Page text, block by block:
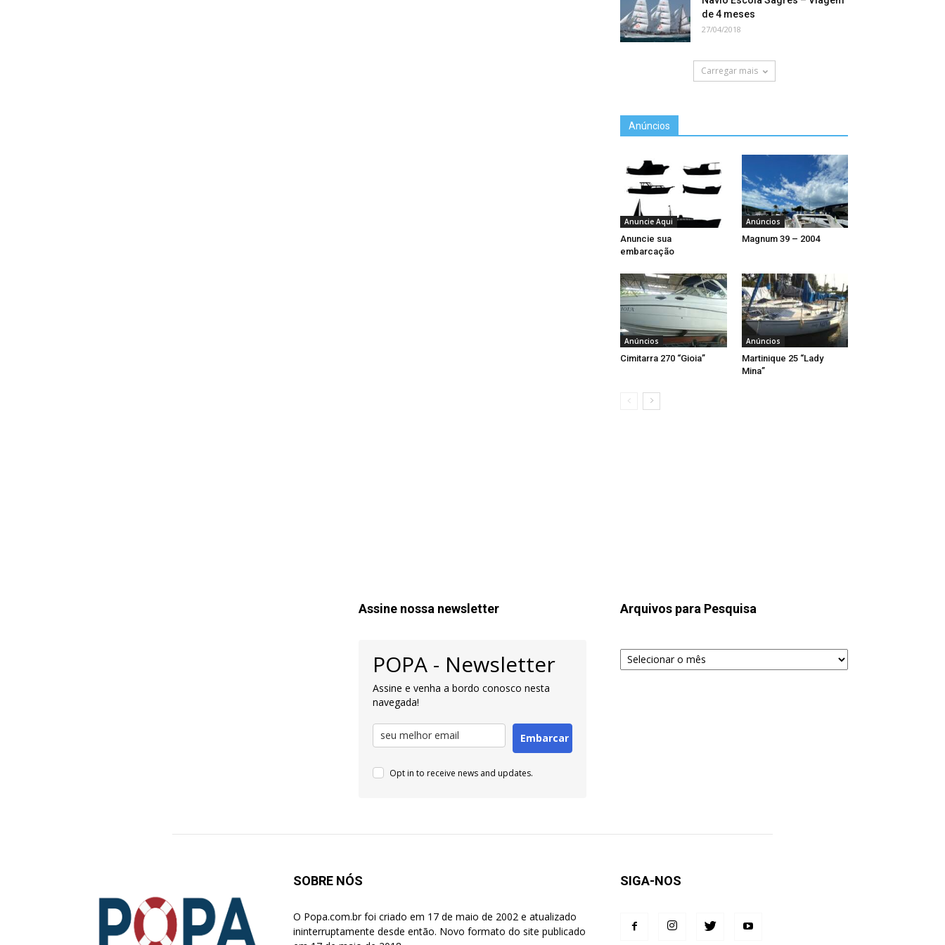
de 4 meses
27/04/2018
Carregar mais
Anúncios
Anuncie Aqui
Anuncie sua
embarcação
Anúncios
Magnum 39 – 2004
Anúncios
Cimitarra 270 “Gioia”
Anúncios
Martinique 25 “Lady
Mina”
Assine nossa newsletter
POPA - Newsletter
Assine e venha a bordo conosco nesta
navegada!
Embarcar
Opt in to receive news and updates.
Arquivos para Pesquisa
Arquivos
para
SOBRE NÓS
O Popa.com.br foi criado em 17 de maio de 2002 e atualizado
ininterruptamente desde então. Novo formato do site publicado
SIGA-NOS